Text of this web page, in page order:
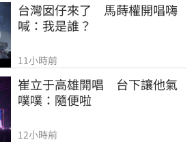
台灣囡仔來了　馬蒔權開唱嗨
喊：我是誰？
11小時前
崔立于高雄開唱　台下讓他氣
噗噗：隨便啦
12小時前